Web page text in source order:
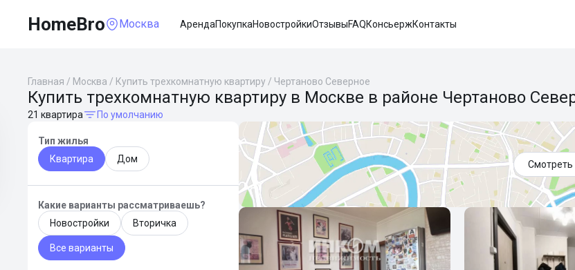
HomeBro Москва АрендаПокупкаНовостройкиОтзывыFAQКонсьержКонтакты
Главная / Москва / Купить трехкомнатную квартиру / Чертаново Северное
Купить трехкомнатную квартиру в Москве в районе Чертаново
21 квартира По умолчанию
Тип жилья
Квартира
Дом
Какие варианты рассматриваешь?
Новостройки
Вторичка
Все варианты
Смотреть